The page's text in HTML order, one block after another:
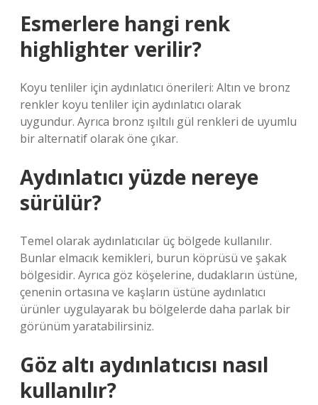
Esmerlere hangi renk
highlighter verilir?
Koyu tenliler için aydınlatıcı önerileri: Altın ve bronz
renkler koyu tenliler için aydınlatıcı olarak
uygundur. Ayrıca bronz ışıltılı gül renkleri de uyumlu
bir alternatif olarak öne çıkar.
Aydınlatıcı yüzde nereye
sürülür?
Temel olarak aydınlatıcılar üç bölgede kullanılır.
Bunlar elmacık kemikleri, burun köprüsü ve şakak
bölgesidir. Ayrıca göz köşelerine, dudakların üstüne,
çenenin ortasına ve kaşların üstüne aydınlatıcı
ürünler uygulayarak bu bölgelerde daha parlak bir
görünüm yaratabilirsiniz.
Göz altı aydınlatıcısı nasıl
kullanılır?